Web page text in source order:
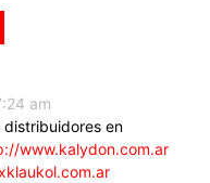
am
distribuidores en
www.kalydon.com.ar